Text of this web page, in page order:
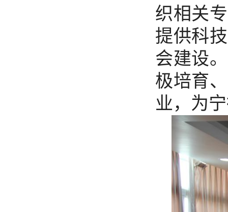
织相关
提供科
会建设
极培育
业，为